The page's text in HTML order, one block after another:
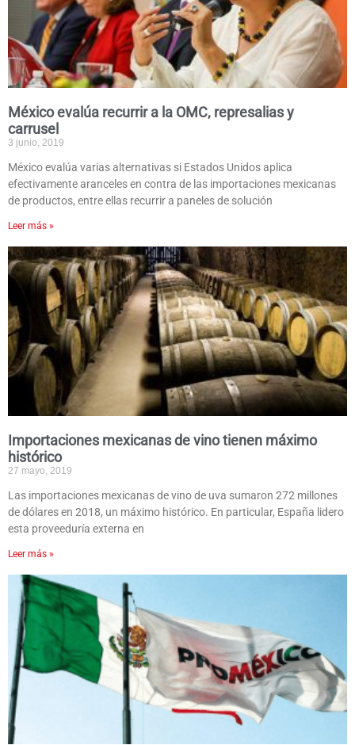
México evalúa recurrir a la OMC, represalias y
carrusel
3 junio, 2019
México evalúa varias alternativas si Estados Unidos aplica
efectivamente aranceles en contra de las importaciones mexicanas
de productos, entre ellas recurrir a paneles de solución
Leer más »
Importaciones mexicanas de vino tienen máximo
histórico
27 mayo, 2019
Las importaciones mexicanas de vino de uva sumaron 272 millones
de dólares en 2018, un máximo histórico. En particular, España lidero
esta proveeduría externa en
Leer más »